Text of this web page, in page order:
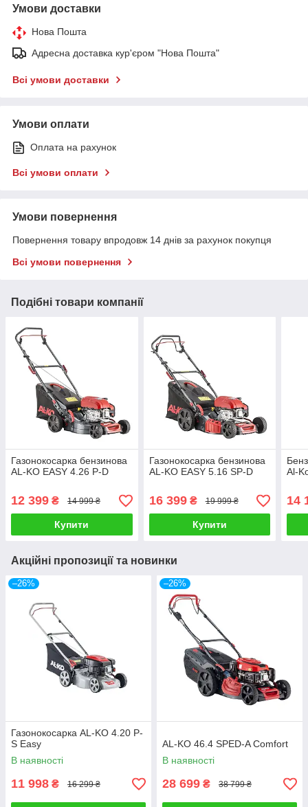
Умови доставки
Нова Пошта
Адресна доставка кур'єром "Нова Пошта"
Всі умови доставки
Умови оплати
Оплата на рахунок
Всі умови оплати
Умови повернення
Повернення товару впродовж 14 днів за рахунок покупця
Всі умови повернення
Подібні товари компанії
Газонокосарка бензинова
AL-KO EASY 4.26 P-D
12 399 ₴ 14 999 ₴
Купити
Газонокосарка бензинова
AL-KO EASY 5.16 SP-D
16 399₴ 19 999 ₴
Купити
Al-
14
Акційні пропозиції та новинки
–26%
Газонокосарка AL-KO 4.20 P-
S Easy
В наявності
11 998 ₴ 16 299 ₴
–26%
AL-KO 46.4 SPED-A Comfort
В наявності
28 699 ₴ 38 799 ₴